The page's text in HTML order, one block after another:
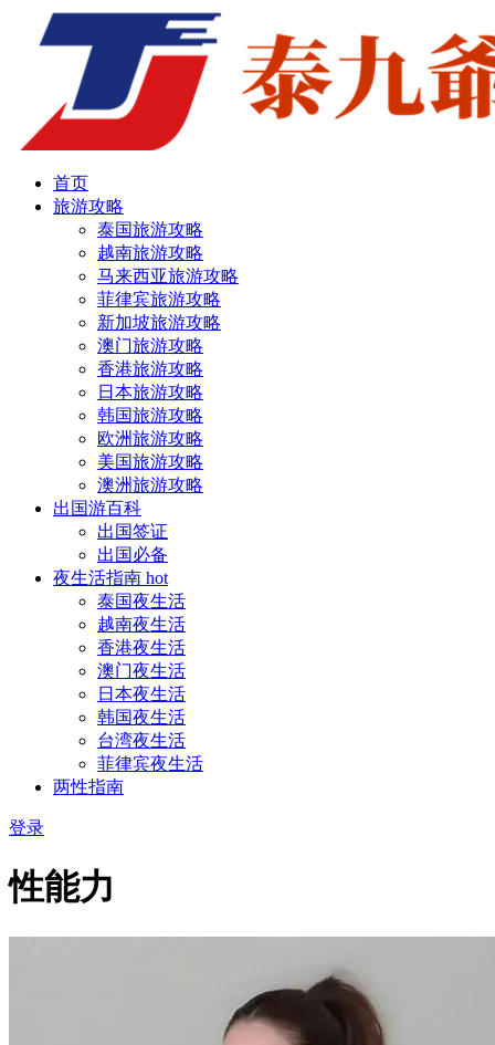
首页
旅游攻略
泰国旅游攻略
越南旅游攻略
马来西亚旅游攻略
菲律宾旅游攻略
新加坡旅游攻略
澳门旅游攻略
香港旅游攻略
日本旅游攻略
韩国旅游攻略
欧洲旅游攻略
美国旅游攻略
澳洲旅游攻略
出国游百科
出国签证
出国必备
夜生活指南 hot
泰国夜生活
越南夜生活
香港夜生活
澳门夜生活
日本夜生活
韩国夜生活
台湾夜生活
菲律宾夜生活
两性指南
登录
性能力